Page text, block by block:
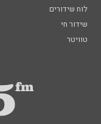
לוח שידורים
שידור חי
טוויטר